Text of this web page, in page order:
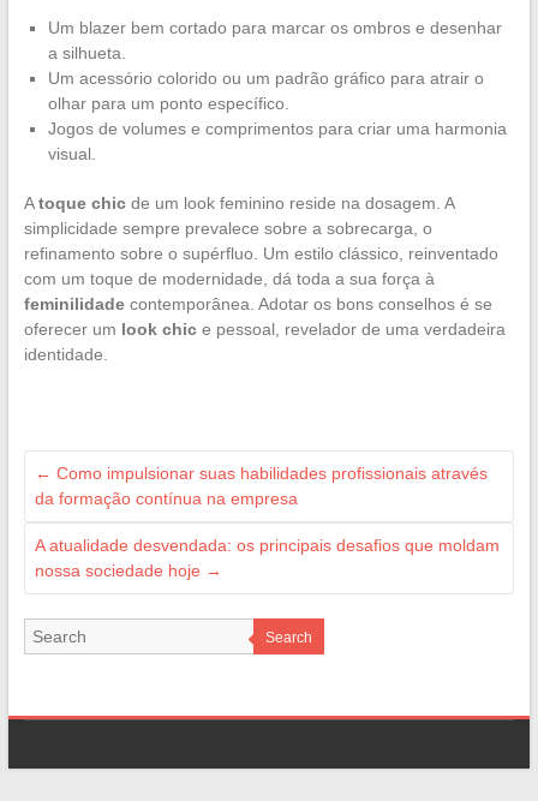
Um blazer bem cortado para marcar os ombros e desenhar
a silhueta.
Um acessório colorido ou um padrão gráfico para atrair o
olhar para um ponto específico.
Jogos de volumes e comprimentos para criar uma harmonia
visual.
Atoque chicde um look feminino reside na dosagem. A
simplicidade sempre prevalece sobre a sobrecarga, o
refinamento sobre o supérfluo. Um estilo clássico, reinventado
com um toque de modernidade, dá toda a sua força à
feminilidadecontemporânea. Adotar os bons conselhos é se
oferecer um look chice pessoal, revelador de uma verdadeira
identidade.
← Como impulsionar suas habilidades profissionais através
da formação contínua na empresa
A atualidade desvendada: os principais desafios que moldam
nossa sociedade hoje →
Search